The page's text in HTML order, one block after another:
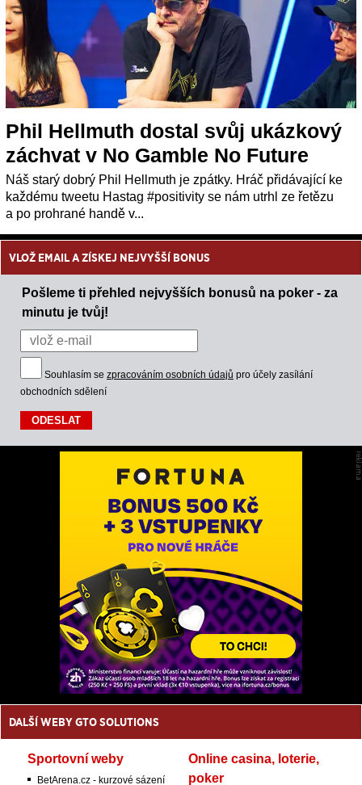
Phil Hellmuth dostal svůj ukázkový
záchvat v No Gamble No Future
Náš starý dobrý Phil Hellmuth je zpátky. Hráč přidávající ke
každému tweetu Hastag #positivity se nám utrhl ze řetězu
a po prohrané handě v...
VLOŽ EMAIL A ZÍSKEJ NEJVYŠŠÍ BONUS
Pošleme ti přehled nejvyšších bonusů na poker - za
minutu je tvůj!
Souhlasím se zpracováním osobních údajů pro účely zasílání
obchodních sdělení
DALŠÍ WEBY GTO SOLUTIONS
Sportovní weby
BetArena.cz - kurzové sázení
Online casina, loterie,
poker